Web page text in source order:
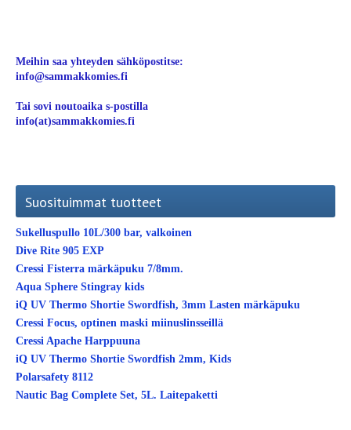
Meihin saa yhteyden sähköpostitse:
info@sammakkomies.fi
Tai sovi noutoaika s-postilla
info(at)sammakkomies.fi
Suosituimmat tuotteet
Sukelluspullo 10L/300 bar, valkoinen
Dive Rite 905 EXP
Cressi Fisterra märkäpuku 7/8mm.
Aqua Sphere Stingray kids
iQ UV Thermo Shortie Swordfish, 3mm Lasten märkäpuku
Cressi Focus, optinen maski miinuslinsseillä
Cressi Apache Harppuuna
iQ UV Thermo Shortie Swordfish 2mm, Kids
Polarsafety 8112
Nautic Bag Complete Set, 5L. Laitepaketti